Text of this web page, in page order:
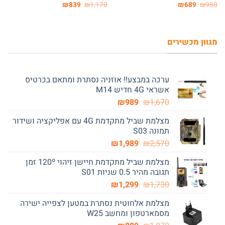
₪950 המחיר
₪689 המחיר
₪1,170 המחיר
₪839 המחיר
מגוון מכשירים
ערכה במבצע!! אוזניה נסתרת ומתאם בכרטיס
אשראי 4G חדיש M14
₪1,670
המחיר
היה:
₪1,670.
₪989 המחיר
הוא:
מצלמת שביל מתקדמת 4G עם אפליקציה ושידור
תמונה S03
₪2,570
המחיר
היה:
₪2,570.
₪1,989
המחיר
הוא:
₪1,989.
מצלמת שביל מתקדמת חיישן זיהוי 120º זמן
תגובה מהיר 0.5 שניות S01
₪1,730
המחיר
היה:
₪1,730.
₪1,299
המחיר
הוא:
₪1,299.
מצלמת אלחוטית נסתרת במטען לצפייה ישירה
מסמארטפון ומחשב W25